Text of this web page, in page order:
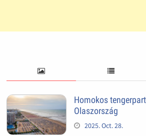
Homokos
Olaszország
2025. Oct. 28.